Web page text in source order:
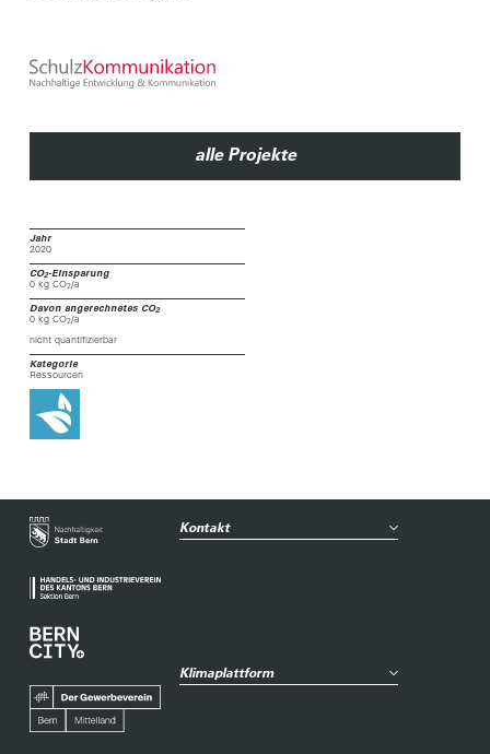
Jahr
2020
CO2-Einsparung
0 kg CO2/a
Davon angerechnetes CO2
0 kg CO2/a
nicht quantifizierbar
Kategorie
Ressourcen
alle Projekte
Kontakt
Klimaplattform